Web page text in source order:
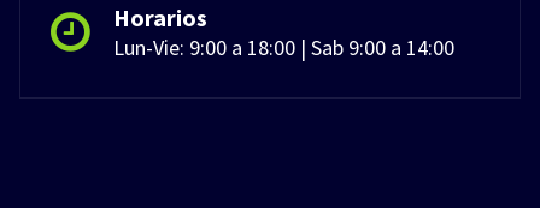
Horarios
Lun-Vie: 9:00 a 18:00 | Sab 9:00 a 14:00